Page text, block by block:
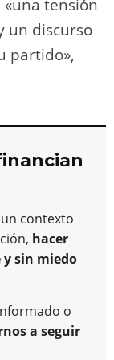
«una tensión
un discurso
partido»,
contexto
hacer
sin miedo
o
a seguir